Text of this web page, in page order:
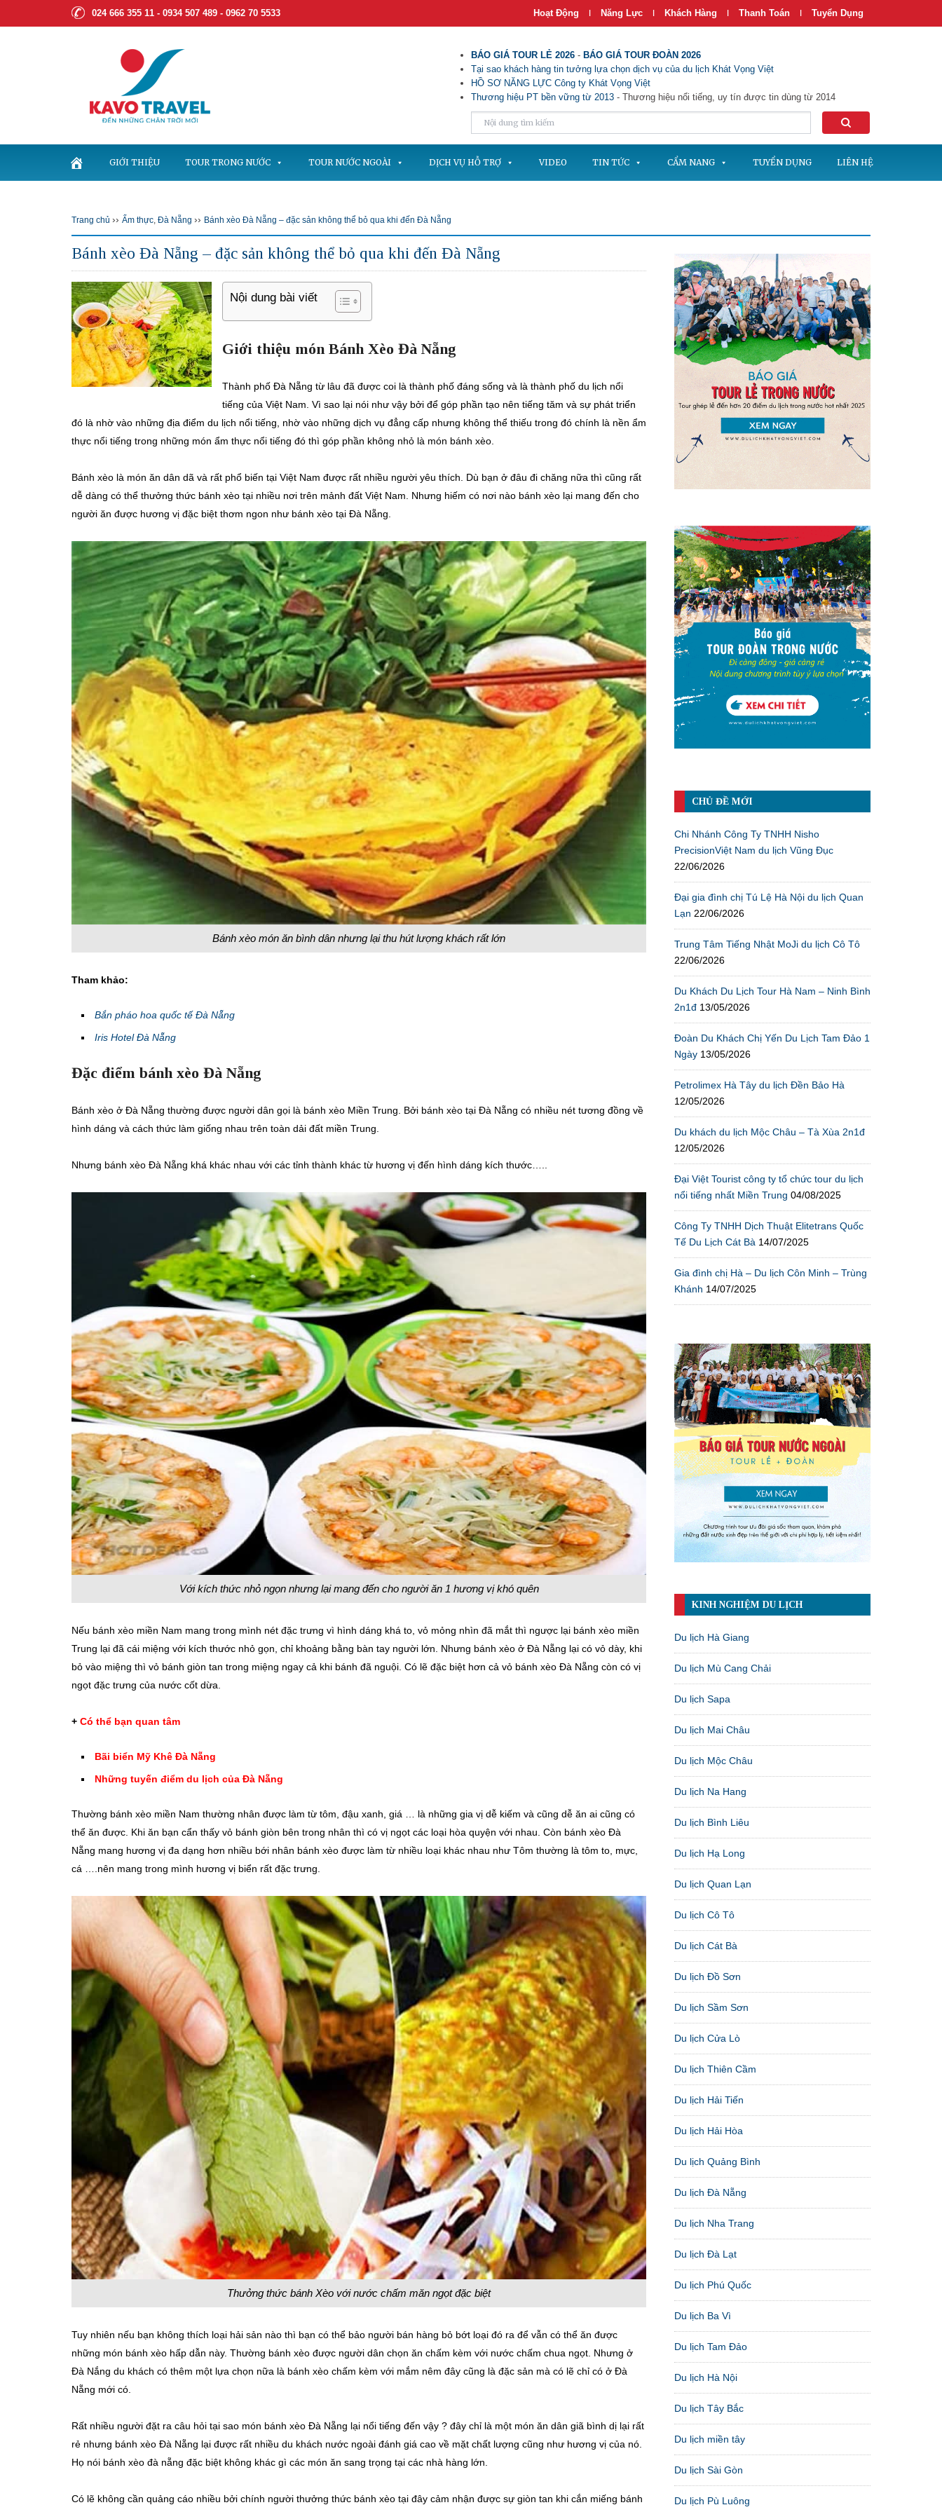
024 666 355 11 - 0934 507 489 - 0962 70 5533 Hoạt Động | Năng Lực | Khách Hàng | Thanh Toán | Tuyển Dụng
BÁO GIÁ TOUR LẺ 2026 - BÁO GIÁ TOUR ĐOÀN 2026
Tại sao khách hàng tin tưởng lựa chọn dịch vụ của du lịch Khát Vọng Việt
HỒ SƠ NĂNG LỰC Công ty Khát Vọng Việt
Thương hiệu PT bền vững từ 2013 - Thương hiệu nổi tiếng, uy tín được tin dùng từ 2014
GIỚI THIỆU TOUR TRONG NƯỚC TOUR NƯỚC NGOÀI DỊCH VỤ HỖ TRỢ VIDEO TIN TỨC CẨM NANG TUYỂN DỤNG LIÊN HỆ
Trang chủ ›› Ẩm thực, Đà Nẵng ›› Bánh xèo Đà Nẵng – đặc sản không thể bỏ qua khi đến Đà Nẵng
Bánh xèo Đà Nẵng – đặc sản không thể bỏ qua khi đến Đà Nẵng
Nội dung bài viết
Giới thiệu món Bánh Xèo Đà Nẵng
Thành phố Đà Nẵng từ lâu đã được coi là thành phố đáng sống và là thành phố du lịch nổi
tiếng của Việt Nam. Vì sao lại nói như vậy bởi để góp phần tạo nên tiếng tăm và sự phát triển
đó là nhờ vào những địa điểm du lịch nổi tiếng, nhờ vào những dịch vụ đẳng cấp nhưng không thể thiếu trong đó chính là nền ẩm
thực nổi tiếng trong những món ẩm thực nổi tiếng đó thì góp phần không nhỏ là món bánh xèo.
Bánh xèo là món ăn dân dã và rất phổ biến tại Việt Nam được rất nhiều người yêu thích. Dù bạn ở đâu đi chăng nữa thì cũng rất
dễ dàng có thể thưởng thức bánh xèo tại nhiều nơi trên mảnh đất Việt Nam. Nhưng hiếm có nơi nào bánh xèo lại mang đến cho
người ăn được hương vị đặc biệt thơm ngon như bánh xèo tại Đà Nẵng.
Bánh xèo món ăn bình dân nhưng lại thu hút lượng khách rất lớn
Tham khảo:
Bắn pháo hoa quốc tế Đà Nẵng
Iris Hotel Đà Nẵng
Đặc điểm bánh xèo Đà Nẵng
Bánh xèo ở Đà Nẵng thường được người dân gọi là bánh xèo Miền Trung. Bởi bánh xèo tại Đà Nẵng có nhiều nét tương đồng về
hình dáng và cách thức làm giống nhau trên toàn dải đất miền Trung.
Nhưng bánh xèo Đà Nẵng khá khác nhau với các tỉnh thành khác từ hương vị đến hình dáng kích thước…..
Với kích thức nhỏ ngọn nhưng lại mang đến cho người ăn 1 hương vị khó quên
Nếu bánh xèo miền Nam mang trong mình nét đặc trưng vì hình dáng khá to, vỏ mỏng nhìn đã mắt thì ngược lại bánh xèo miền
Trung lại đã cái miệng với kích thước nhỏ gọn, chỉ khoảng bằng bàn tay người lớn. Nhưng bánh xèo ở Đà Nẵng lại có vỏ dày, khi
bỏ vào miệng thì vỏ bánh giòn tan trong miệng ngay cả khi bánh đã nguội. Có lẽ đặc biệt hơn cả vỏ bánh xèo Đà Nẵng còn có vị
ngọt đặc trưng của nước cốt dừa.
+ Có thể bạn quan tâm
Bãi biển Mỹ Khê Đà Nẵng
Những tuyến điểm du lịch của Đà Nẵng
Thường bánh xèo miền Nam thường nhân được làm từ tôm, đậu xanh, giá … là những gia vị dễ kiếm và cũng dễ ăn ai cũng có
thể ăn được. Khi ăn bạn cẩn thấy vỏ bánh giòn bên trong nhân thì có vị ngọt các loại hòa quyện với nhau. Còn bánh xèo Đà
Nẵng mang hương vị đa dạng hơn nhiều bới nhân bánh xèo được làm từ nhiều loại khác nhau như Tôm thường là tôm to, mực,
cá ….nên mang trong mình hương vị biển rất đặc trưng.
Thưởng thức bánh Xèo với nước chấm măn ngọt đặc biệt
Tuy nhiên nếu bạn không thích loại hải sản nào thì bạn có thể bảo người bán hàng bỏ bớt loại đó ra để vẫn có thể ăn được
những món bánh xèo hấp dẫn này. Thường bánh xèo được người dân chọn ăn chấm kèm với nước chấm chua ngọt. Nhưng ở
Đà Nắng du khách có thêm một lựa chọn nữa là bánh xèo chấm kèm với mắm nêm đây cũng là đặc sản mà có lẽ chỉ có ở Đà
Nẵng mới có.
Rất nhiều người đặt ra câu hỏi tại sao món bánh xèo Đà Nẵng lại nổi tiếng đến vậy ? đây chỉ là một món ăn dân giã bình dị lại rất
rẻ nhưng bánh xèo Đà Nẵng lại được rất nhiều du khách nước ngoài đánh giá cao về mặt chất lượng cũng như hương vị của nó.
Họ nói bánh xèo đà nẵng đặc biệt không khác gì các món ăn sang trọng tại các nhà hàng lớn.
Có lẽ không cần quảng cáo nhiều bởi chính người thưởng thức bánh xèo tại đây cảm nhận được sự giòn tan khi cắn miếng bánh
CHỦ ĐỀ MỚI
Chi Nhánh Công Ty TNHH Nisho
PrecisionViệt Nam du lịch Vũng Đục
22/06/2026
Đại gia đình chị Tú Lệ Hà Nội du lịch Quan
Lạn 22/06/2026
Trung Tâm Tiếng Nhật MoJi du lịch Cô Tô
22/06/2026
Du Khách Du Lịch Tour Hà Nam – Ninh Bình
2n1đ 13/05/2026
Đoàn Du Khách Chị Yến Du Lịch Tam Đảo 1
Ngày 13/05/2026
Petrolimex Hà Tây du lịch Đền Bảo Hà
12/05/2026
Du khách du lịch Mộc Châu – Tà Xùa 2n1đ
12/05/2026
Đại Việt Tourist công ty tổ chức tour du lịch
nổi tiếng nhất Miền Trung 04/08/2025
Công Ty TNHH Dịch Thuật Elitetrans Quốc
Tế Du Lịch Cát Bà 14/07/2025
Gia đình chị Hà – Du lịch Côn Minh – Trùng
Khánh 14/07/2025
KINH NGHIỆM DU LỊCH
Du lịch Hà Giang
Du lịch Mù Cang Chải
Du lịch Sapa
Du lịch Mai Châu
Du lịch Mộc Châu
Du lịch Na Hang
Du lịch Bình Liêu
Du lịch Hạ Long
Du lịch Quan Lạn
Du lịch Cô Tô
Du lịch Cát Bà
Du lịch Đồ Sơn
Du lịch Sầm Sơn
Du lịch Cửa Lò
Du lịch Thiên Cầm
Du lịch Hải Tiến
Du lịch Hải Hòa
Du lịch Quảng Bình
Du lịch Đà Nẵng
Du lịch Nha Trang
Du lịch Đà Lạt
Du lịch Phú Quốc
Du lịch Ba Vì
Du lịch Tam Đảo
Du lịch Hà Nội
Du lịch Tây Bắc
Du lịch miền tây
Du lịch Sài Gòn
Du lịch Pù Luông